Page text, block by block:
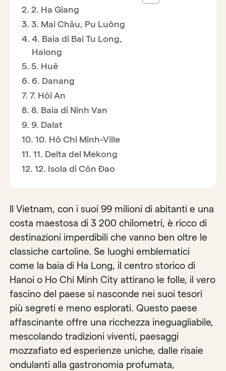
2. Ha Giang
3. Mai Châu, Pu Luông
4. Baia di Bai Tu Long,
Halong
5. Huê
6. Danang
7. Hôi An
8. Baia di Ninh Van
9. Dalat
10. Hô Chi Minh-Ville
11. Delta del Mekong
12. Isola di Côn Đao
Il Vietnam, con i suoi 99 milioni di abitanti e una
costa maestosa di 3 200 chilometri, è ricco di
destinazioni imperdibili che vanno ben oltre le
classiche cartoline. Se luoghi emblematici
come la baia di Ha Long, il centro storico di
Hanoi o Ho Chi Minh City attirano le folle, il vero
fascino del paese si nasconde nei suoi tesori
più segreti e meno esplorati. Questo paese
affascinante offre una ricchezza ineguagliabile,
mescolando tradizioni viventi, paesaggi
mozzafiato ed esperienze uniche, dalle risaie
ondulanti alla gastronomia profumata,